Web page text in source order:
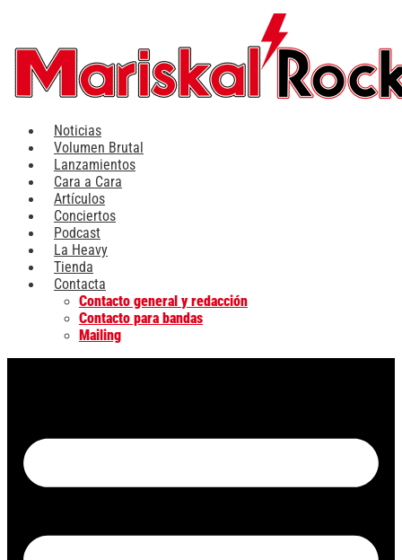
contenido
Noticias
Volumen Brutal
Lanzamientos
Cara a Cara
Artículos
Conciertos
Podcast
La Heavy
Tienda
Contacta
Contacto general y redacción
Contacto para bandas
Mailing